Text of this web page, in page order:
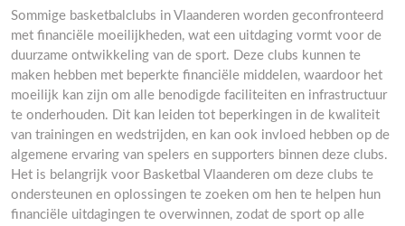
Sommige basketbalclubs in Vlaanderen worden geconfronteerd
met financiële moeilijkheden, wat een uitdaging vormt voor de
duurzame ontwikkeling van de sport. Deze clubs kunnen te
maken hebben met beperkte financiële middelen, waardoor het
moeilijk kan zijn om alle benodigde faciliteiten en infrastructuur
te onderhouden. Dit kan leiden tot beperkingen in de kwaliteit
van trainingen en wedstrijden, en kan ook invloed hebben op de
algemene ervaring van spelers en supporters binnen deze clubs.
Het is belangrijk voor Basketbal Vlaanderen om deze clubs te
ondersteunen en oplossingen te zoeken om hen te helpen hun
financiële uitdagingen te overwinnen, zodat de sport op alle